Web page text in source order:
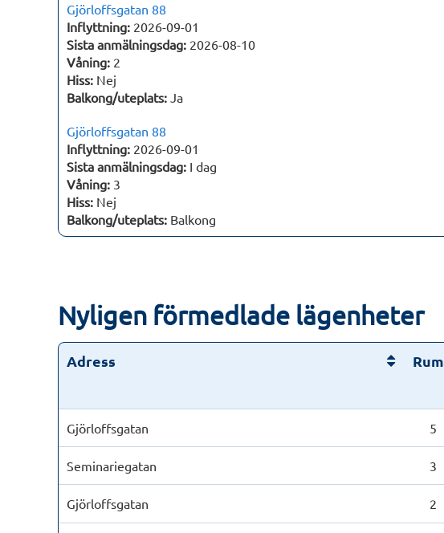
Gjörloffsgatan 88
Inflyttning: 2026-09-01
Sista anmälningsdag: 2026-08-10
Våning: 2
Hiss: Nej
Balkong/uteplats: Ja
Gjörloffsgatan 88
Inflyttning: 2026-09-01
Sista anmälningsdag: I dag
Våning: 3
Hiss: Nej
Balkong/uteplats: Balkong
Nyligen förmedlade lägenheter
Adress Rum
Gjörloffsgatan 5
Seminariegatan 3
Gjörloffsgatan 2